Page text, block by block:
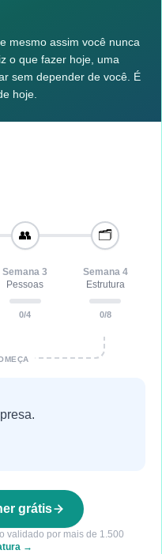
mesmo assim você nunca
o que fazer hoje, uma
sem depender de você. É
hoje.
👥
Semana3
Pessoas
0/4
🗂️
Semana 4
Estrutura
0/8
validado por mais de 1.500
→
grátis